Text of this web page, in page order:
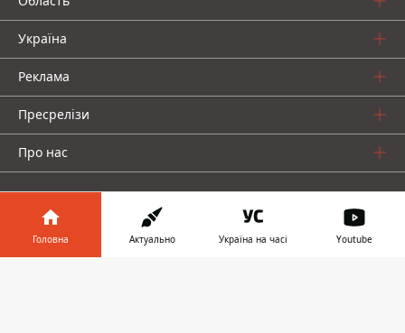
Україна
Реклама
Пресрелізи
Про нас
Головна Актуально Україна на часі Youtube